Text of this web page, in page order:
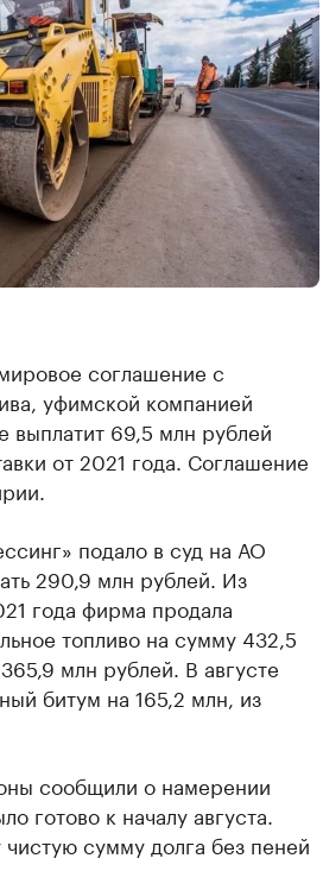
соглашение с
уфимской компанией
выплатит 69,5 млн рублей
от 2021 года. Соглашение
подало в суд на АО
290,9 млн рублей. Из
года фирма продала
топливо на сумму 432,5
млн рублей. В августе
битум на 165,2 млн, из
сообщили о намерении
готово к началу августа.
сумму долга без пеней